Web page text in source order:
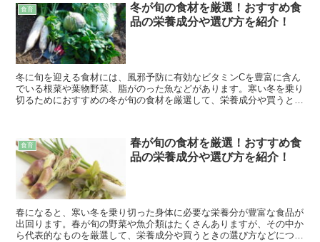
食育
冬が旬の食材を厳選！おすすめ食
品の栄養成分や選び方を紹介！
冬に旬を迎える食材には、風邪予防に有効なビタミンCを豊富に含ん
でいる根菜や葉物野菜、脂がのった魚などがあります。寒い冬を乗り
切るためにおすすめの冬が旬の食材を厳選して、栄養成分や買うとき
食育
春が旬の食材を厳選！おすすめ食
品の栄養成分や選び方を紹介！
春になると、寒い冬を乗り切った身体に必要な栄養分が豊富な食品が
出回ります。春が旬の野菜や魚介類はたくさんありますが、その中か
ら代表的なものを厳選して、栄養成分や買うときの選び方などについ